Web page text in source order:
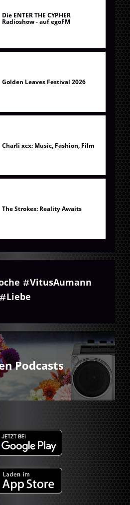
Die ENTER THE CYPHER
Radioshow - auf egoFM
Golden Leaves Festival 2026
Charli xcx: Music, Fashion, Film
The Strokes: Reality Awaits
VitusAumann
Liebe
Podcasts